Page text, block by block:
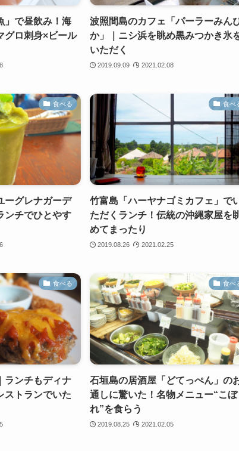
」で昼飲み！海
グロ刺身×ビール
波照間島のカフェ「パーラーみん
か」｜ニシ浜を眺め黒みつかき氷
いただく
2019.09.09 2021.02.08
食べる
ーグレナガーデ
ンチでひとやす
食べ
竹富島「ハーヤナゴミカフェ」で
ただくランチ！伝統の沖縄家屋を
めてまったり
2019.08.26 2021.02.25
食べる
ランチもディナ
ストランでいた
食べ
石垣島の居酒屋「どてっぺん」の
通しに驚いた！名物メニュー“こぼ
れ”を食らう
2019.08.25 2021.02.05